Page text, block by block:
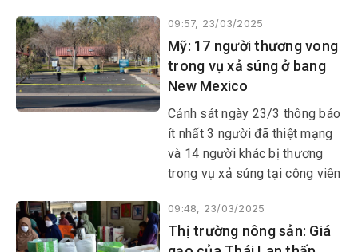
Hamas Salah al-Bardaweel
rạng sáng 23/3 (giờ địa
phương).
09:57, 23/03/2025
Mỹ: 17 người thương vong
trong vụ xả súng ở bang
New Mexico
Cảnh sát ngày 23/3 thông báo
ít nhất 3 người đã thiệt mạng
và 14 người khác bị thương
trong vụ xả súng tại công viên
Las Cruces, bang New
Mexico của Mỹ vào khoảng
09:48, 23/03/2025
Thị trường nông sản: Giá